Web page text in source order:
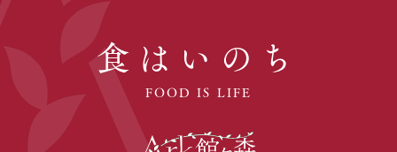
食はいのち
FOOD IS LIFE